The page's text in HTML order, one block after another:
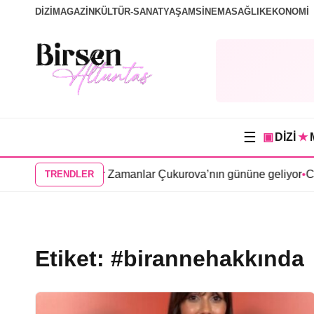
DİZİ MAGAZİN KÜLTÜR-SANATYAŞAMSİNEMASAĞLIKEKONOMİ
☰ ▣ DİZİ ★
TRENDLER
Yer” dizisi Bir Zamanlar Çukurova’nın gününe geliyor•
Etiket: #birannehakkında